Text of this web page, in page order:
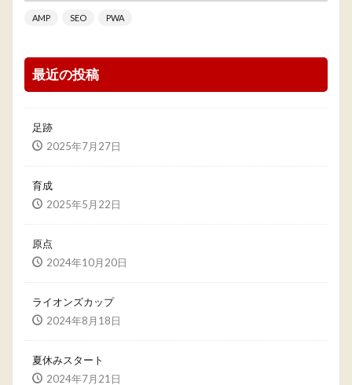
AMP SEO PWA
最近の投稿
足跡
2025年7月27日
育成
2025年5月22日
原点
2024年10月20日
ライオンズカップ
2024年8月18日
夏休みスタート
2024年7月21日